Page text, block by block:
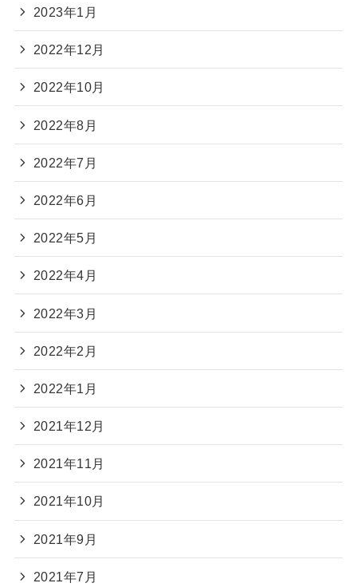
2023年1月
2022年12月
2022年10月
2022年8月
2022年7月
2022年6月
2022年5月
2022年4月
2022年3月
2022年2月
2022年1月
2021年12月
2021年11月
2021年10月
2021年9月
2021年7月